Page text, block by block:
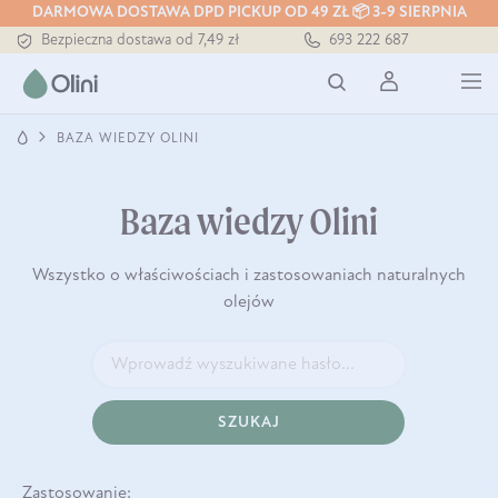
DARMOWA DOSTAWA DPD PICKUP OD 49 ZŁ 📦 3-9 SIERPNIA
Tłoczony zawsze na zimno
Bezpieczna dostawa od 7,49 zł
Tłoczony zawsze na zimno
693 222 687
BAZA WIEDZY OLINI
Baza wiedzy Olini
Wszystko o właściwościach i zastosowaniach naturalnych
olejów
SZUKAJ
Zastosowanie: